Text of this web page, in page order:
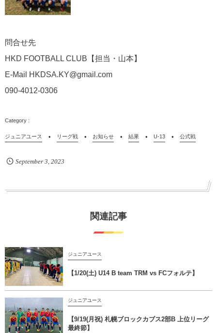
問合せ先
HKD FOOTBALL CLUB 【担当・山本】
E-Mail HKDSA.KY@gmail.com
090-4012-0306
ジュニアユース リーグ戦 お知らせ 結果 U-13 公式戦
September 3 2023
関連記事
ジュニアユース
【1/20(土) U14 B team TRM vs FCフォルテ】
ジュニアユース
【9/19(月祝) 札幌ブロックカブス2部B 上位リーグ
最終節】